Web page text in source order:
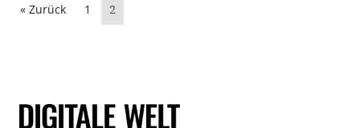
« Zurück 1 2